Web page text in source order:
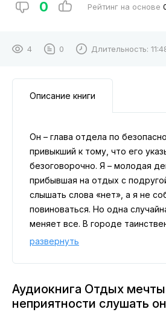
0 Рейтинг на основе
4 0 Длительность:
Описание книги
Он – глава отдела по
привыкший к тому, что его
безоговорочно. Я – молодая
прибывшая на отдых с
слышать слова «нет», а я не
повиноваться. Но одна
меняет все. В городе
пропадают девушки, и
принципиальным магом. Вот
пожар, в который я
развернуть
Аудиокнига Отдых
неприятности слушать